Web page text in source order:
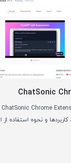
ChatSonic
و نحوه استفاده از